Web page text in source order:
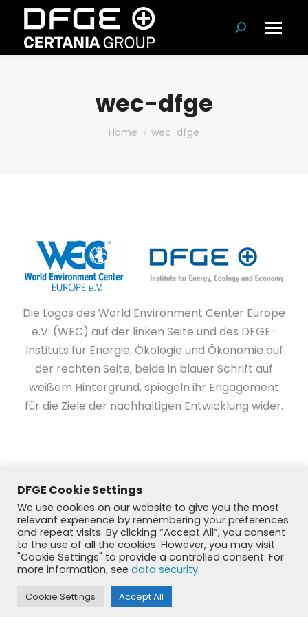
Search:
wec-dfge
You are here:
Home wec-dfge
Die Logos des World Environment Center Europe
e.V. (WEC) auf der linken Seite und des DFGE-
Instituts für Energie, Ökologie und Ökonomie auf
der rechten Seite, beide in blauer Schrift auf
weißem Hintergrund, spiegeln ihr Engagement
für die Ziele der nachhaltigen Entwicklung wider.
Previously used menu 1
+49 8192 99 7 33-20
DFGE Cookie Settings
We use cookies on our website to give you the most
relevant experience by remembering your preferences
and repeat visits. By clicking “Accept All”, you consent
to the use of all the cookies. However, you may visit
"Cookie Settings" to provide a controlled consent. For
more information, see data security.
Cookie Settings Accept All